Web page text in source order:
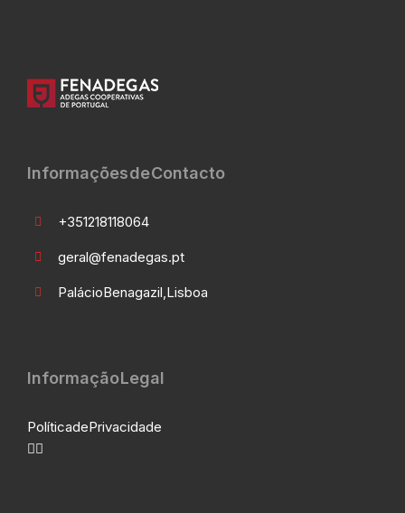
Informações de Contacto
+351 21 811 80 64
geral@fenadegas.pt
Palácio Benagazil, Lisboa
Informação Legal
Política de Privacidade